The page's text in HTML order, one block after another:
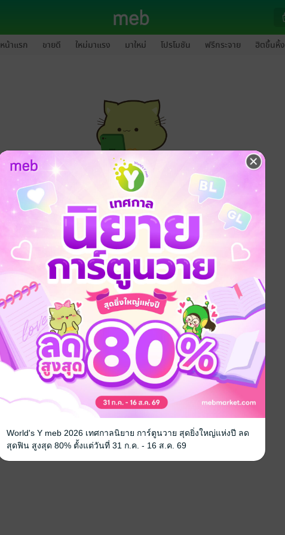
หน้าแรก ขายดี ใหม่มาแรง มาใหม่ โปรโมชัน ฟรีกระจาย ฮิตขึ้นหิ้ง
กรุณาเข้าสู่ระบบก่อนดำเนินรายการด้วยค่ะ
ล็อกอินเข้าระบบ
World's Y meb 2026 เทศกาลนิยาย การ์ตูนวาย สุดยิ่งใหญ่แห่งปี ลด
สุดฟิน สูงสุด 80% ตั้งแต่วันที่ 31 ก.ค. - 16 ส.ค. 69